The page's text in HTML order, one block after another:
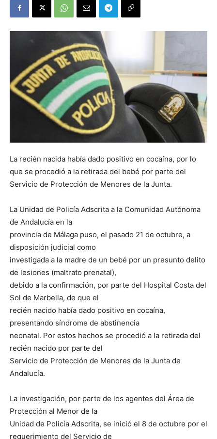
La recién nacida había dado positivo en cocaína, por lo
que se procedió a la retirada del bebé por parte del
Servicio de Protección de Menores de la Junta.
La Unidad de Policía Adscrita a la Comunidad Autónoma
de Andalucía en la
provincia de Málaga puso, el pasado 21 de octubre, a
disposición judicial como
investigada a la madre de un bebé por un presunto delito
de lesiones (maltrato prenatal),
debido a la confirmación, por parte del Hospital Costa del
Sol de Marbella, de que el
recién nacido había dado positivo en cocaína,
presentando síndrome de abstinencia
neonatal. Por estos hechos se procedió a la retirada del
recién nacido por parte del
Servicio de Protección de Menores de la Junta de
Andalucía.
La investigación, por parte de los agentes del Área de
Protección al Menor de la
Unidad de Policía Adscrita, se inició el 8 de octubre por el
requerimiento del Servicio de